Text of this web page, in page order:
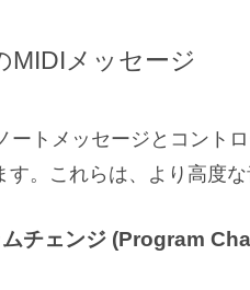
MIDIメッセージ
ートメッセージとコント
す。これらは、より高度
チェンジ (Program